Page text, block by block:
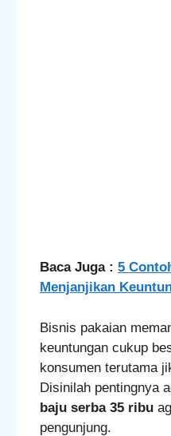
Baca Juga : 5
Menjanjikan
Bisnis pakaian
keuntungan cukup
konsumen terutama
Disinilah pentingnya
baju serba 35 ribu
pengunjung.